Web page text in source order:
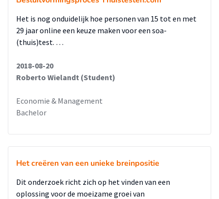
Het is nog onduidelijk hoe personen van 15 tot en met
29 jaar online een keuze maken voor een soa-
(thuis)test. …
2018-08-20
Roberto Wielandt (Student)
Economie & Management
Bachelor
Het creëren van een unieke breinpositie
Dit onderzoek richt zich op het vinden van een
oplossing voor de moeizame groei van